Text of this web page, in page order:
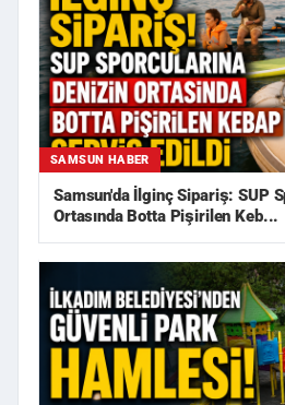
SAMSUN HABER
Samsun'da İlginç Sipariş: SUP
Ortasında Botta Pişirilen Keb...